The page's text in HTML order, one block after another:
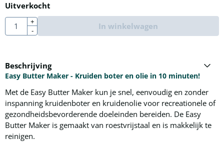
Uitverkocht
Aantal
+
-
In winkelwagen
Beschrijving
Easy Butter Maker - Kruiden boter en olie in 10 minuten!
Met de Easy Butter Maker kun je snel, eenvoudig en zonder
inspanning kruidenboter en kruidenolie voor recreationele of
gezondheidsbevorderende doeleinden bereiden. De Easy
Butter Maker is gemaakt van roestvrijstaal en is makkelijk te
reinigen.